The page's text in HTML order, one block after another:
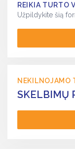
REIKIA TURTO
Užpildykite šią
NEKILNOJAMO
SKELBIMŲ